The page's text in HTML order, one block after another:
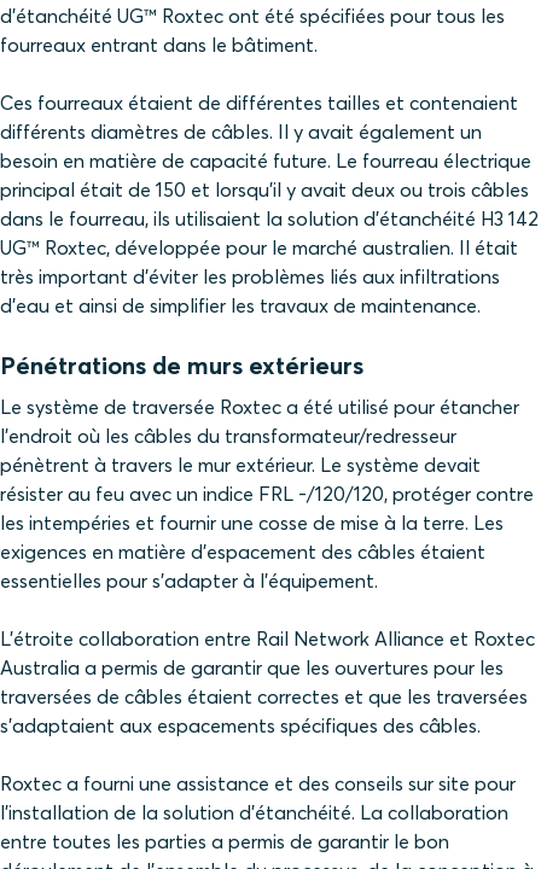
d'étanchéité UG™ Roxtec ont été spécifiées pour tous les
fourreaux entrant dans le bâtiment.
Ces fourreaux étaient de différentes tailles et contenaient
différents diamètres de câbles. Il y avait également un
besoin en matière de capacité future. Le fourreau électrique
principal était de 150 et lorsqu'il y avait deux ou trois câbles
dans le fourreau, ils utilisaient la solution d'étanchéité H3 142
UG™ Roxtec, développée pour le marché australien. Il était
très important d’éviter les problèmes liés aux infiltrations
d’eau et ainsi de simplifier les travaux de maintenance.
Pénétrations de murs extérieurs
Le système de traversée Roxtec a été utilisé pour étancher
l'endroit où les câbles du transformateur/redresseur
pénètrent à travers le mur extérieur. Le système devait
résister au feu avec un indice FRL -/120/120, protéger contre
les intempéries et fournir une cosse de mise à la terre. Les
exigences en matière d'espacement des câbles étaient
essentielles pour s'adapter à l'équipement.
L'étroite collaboration entre Rail Network Alliance et Roxtec
Australia a permis de garantir que les ouvertures pour les
traversées de câbles étaient correctes et que les traversées
s'adaptaient aux espacements spécifiques des câbles.
Roxtec a fourni une assistance et des conseils sur site pour
l'installation de la solution d'étanchéité. La collaboration
entre toutes les parties a permis de garantir le bon